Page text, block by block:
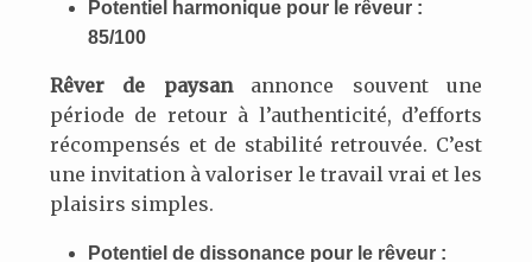
Potentiel harmonique pour le rêveur :
85/100
Rêver de paysanannonce souvent une
période de retour à l’authenticité, d’efforts
récompensés et de stabilité retrouvée. C’est
une invitation à valoriser le travail vrai et les
plaisirs simples.
Potentiel de dissonance pour le rêveur :